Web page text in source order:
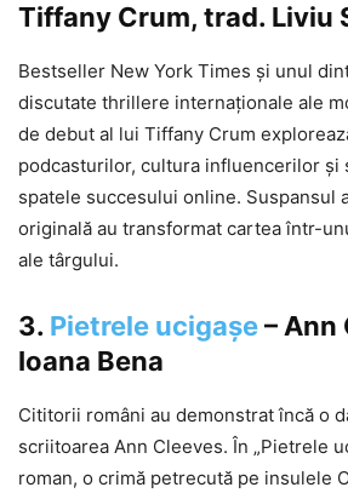
Tiffany Crum, trad. Liviu
Bestseller New York Times și unul
discutate thrillere internaționale ale
de debut al lui Tiffany Crum
podcasturilor, cultura influencerilor și
spatele succesului online. Suspansul
originală au transformat cartea într-
ale târgului.
3. Pietrele ucigașe– Ann
Ioana Bena
Cititorii români au demonstrat încă o
scriitoarea Ann Cleeves. În „Pietrele
roman, o crimă petrecută pe insulele